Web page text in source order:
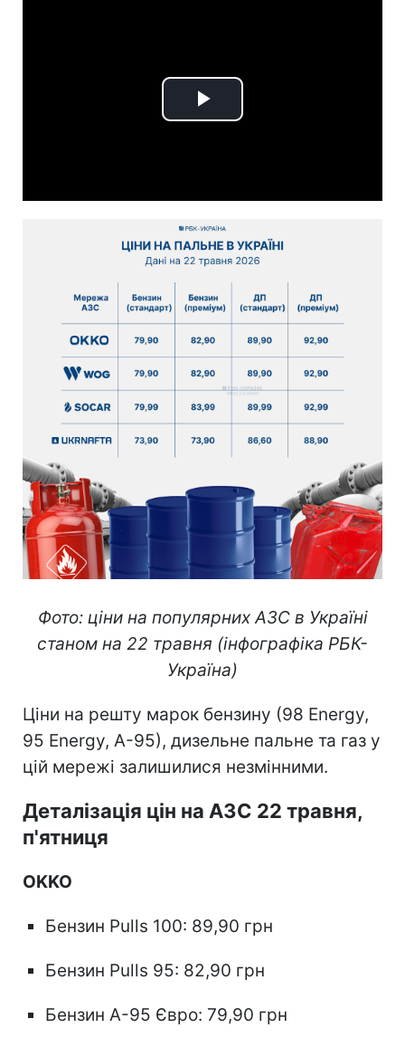
Play
Фото: ціни на популярних АЗС в Україні
станом на 22 травня (інфографіка РБК-
Україна)
Ціни на решту марок бензину (98 Energy,
95 Energy, А-95), дизельне пальне та газ у
цій мережі залишилися незмінними.
Деталізація цін на АЗС 22 травня,
п'ятниця
OKKO
Бензин Pulls 100: 89,90 грн
Бензин Pulls 95: 82,90 грн
Бензин А-95 Євро: 79,90 грн